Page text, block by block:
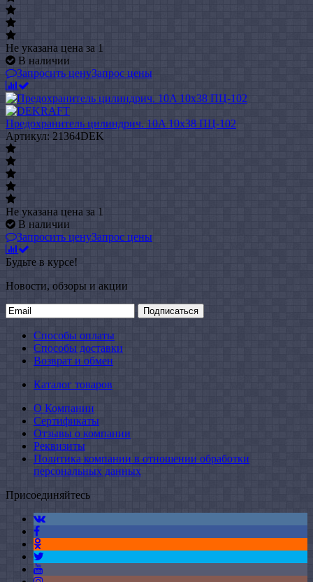
Не указана цена за 1
В наличии
Запросить ценуЗапрос цены
Предохранитель цилиндрич. 10A 10x38 ПЦ-102
Артикул: 21364DEK
Не указана цена за 1
В наличии
Запросить ценуЗапрос цены
Будьте в курсе!
Новости, обзоры и акции
Подписаться
Способы оплаты
Способы доставки
Возврат и обмен
Каталог товаров
О Компании
Сертификаты
Отзывы о компании
Реквизиты
Политика компании в отношении обработки
персональных данных
Присоединяйтесь